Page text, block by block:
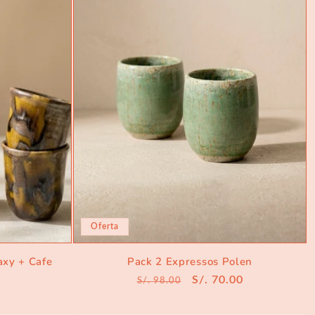
+ Cafe
Oferta
Pack 2 Expressos Polen
Precio
S/. 98.00
Precio
S/. 70.00